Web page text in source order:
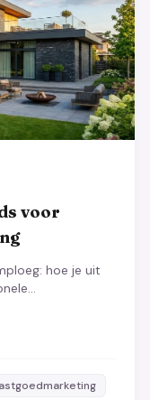
voor
hoe je uit